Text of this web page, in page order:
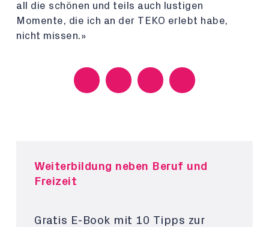
all die schönen und teils auch lustigen
Momente, die ich an der TEKO erlebt habe,
nicht missen.»
Weiterbildung neben Beruf und
Freizeit
Gratis E-Book mit 10 Tipps zur